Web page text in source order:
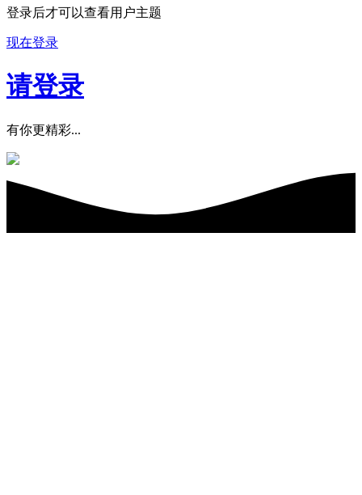
登录后才可以查看用户主题
现在登录
请登录
有你更精彩...